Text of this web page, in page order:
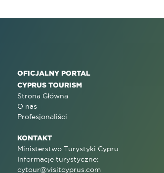
OFICJALNY PORTAL
CYPRUS TOURISM
Strona Główna
O nas
Profesjonaliści
KONTAKT
Ministerstwo Turystyki Cypru
Informacje turystyczne:
cytour@visitcyprus.com